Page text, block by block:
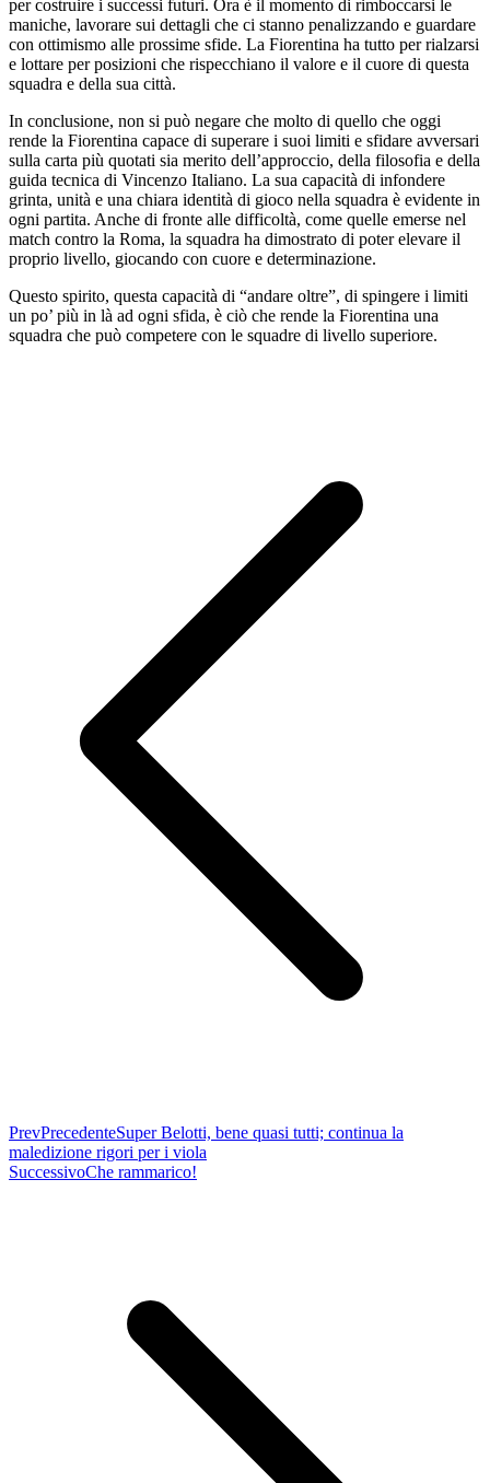
per costruire i successi futuri. Ora è il momento di rimboccarsi le
maniche, lavorare sui dettagli che ci stanno penalizzando e guardare
con ottimismo alle prossime sfide. La Fiorentina ha tutto per rialzarsi
e lottare per posizioni che rispecchiano il valore e il cuore di questa
squadra e della sua città.
In conclusione, non si può negare che molto di quello che oggi
rende la Fiorentina capace di superare i suoi limiti e sfidare avversari
sulla carta più quotati sia merito dell’approccio, della filosofia e della
guida tecnica di Vincenzo Italiano. La sua capacità di infondere
grinta, unità e una chiara identità di gioco nella squadra è evidente in
ogni partita. Anche di fronte alle difficoltà, come quelle emerse nel
match contro la Roma, la squadra ha dimostrato di poter elevare il
proprio livello, giocando con cuore e determinazione.
Questo spirito, questa capacità di “andare oltre”, di spingere i limiti
un po’ più in là ad ogni sfida, è ciò che rende la Fiorentina una
squadra che può competere con le squadre di livello superiore.
PrevPrecedenteSuper Belotti, bene quasi tutti; continua la
maledizione rigori per i viola
SuccessivoChe rammarico!